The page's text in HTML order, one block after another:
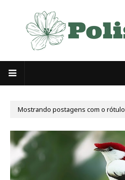
Mostrando postagens com o rótulo